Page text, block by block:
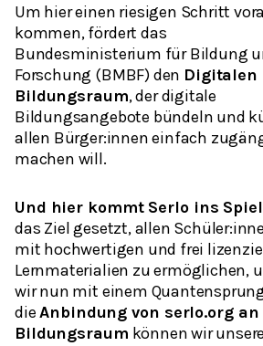
Um hier einen riesigen Schritt
kommen, fördert das
Bundesministerium für Bildung
Forschung (BMBF) den Digitalen
Bildungsraum, der digitale
Bildungsangebote bündeln und
allen Bürger:innen einfach
machen will.
Und hier kommt Serlo ins
das Ziel gesetzt, allen
mit hochwertigen und frei
Lernmaterialien zu ermöglichen,
wir nun mit einem
dieAnbindung von serlo.org
Bildungsraum können wir